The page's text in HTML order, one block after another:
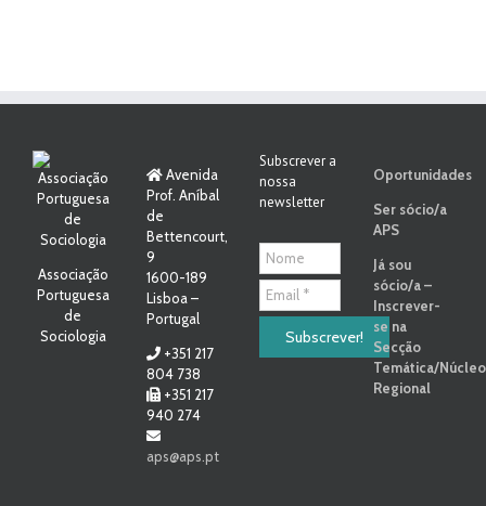
Associação
Portuguesa
de
Sociologia
Avenida
Prof. Aníbal
de
Bettencourt,
9
1600-189
Lisboa –
Portugal
+351 217
804 738
+351 217
940 274
aps@aps.pt
Subscrever a
nossa
newsletter
Oportunidades
Ser sócio/a
APS
Já sou
sócio/a –
Inscrever-
se na
Secção
Temática/Núcleo
Regional